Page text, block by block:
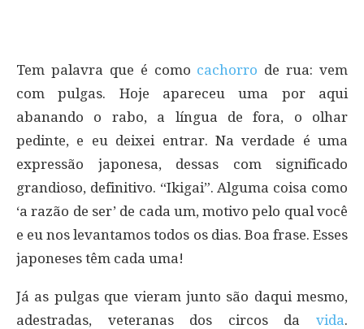
Tem palavra que é como cachorro de rua: vem
com pulgas. Hoje apareceu uma por aqui
abanando o rabo, a língua de fora, o olhar
pedinte, e eu deixei entrar. Na verdade é uma
expressão japonesa, dessas com significado
grandioso, definitivo. “Ikigai”. Alguma coisa como
‘a razão de ser’ de cada um, motivo pelo qual você
e eu nos levantamos todos os dias. Boa frase. Esses
japoneses têm cada uma!
Já as pulgas que vieram junto são daqui mesmo,
adestradas, veteranas dos circos da vida.